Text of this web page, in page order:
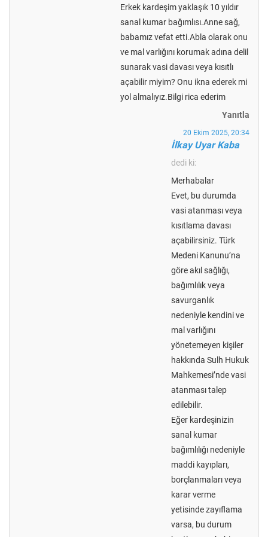
Erkek kardeşim yaklaşık 10 yıldır
sanal kumar bağımlısı.Anne sağ,
babamız vefat etti.Abla olarak onu
ve mal varlığını korumak adına delil
sunarak vasi davası veya kısıtlı
açabilir miyim? Onu ikna ederek mi
yol almalıyız.Bilgi rica ederim
Yanıtla
İlkay Uyar Kaba
dedi ki:
20 Ekim 2025, 20:34
Merhabalar
Evet, bu durumda
vasi atanması veya
kısıtlama davası
açabilirsiniz. Türk
Medeni Kanunu’na
göre akıl sağlığı,
bağımlılık veya
savurganlık
nedeniyle kendini ve
mal varlığını
yönetemeyen kişiler
hakkında Sulh Hukuk
Mahkemesi’nde vasi
atanması talep
edilebilir.
Eğer kardeşinizin
sanal kumar
bağımlılığı nedeniyle
maddi kayıpları,
borçlanmaları veya
karar verme
yetisinde zayıflama
varsa, bu durum